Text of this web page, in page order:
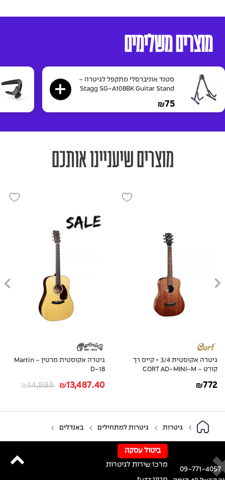
מוצרים משלימים
סטנד אוניברסלי מתקפל לגיטרה -
Stagg SG-A108BK Guitar Stand
₪75
מוצרים שיעניינו אותכם
גיטרה אקוסטית 3/4 + קייס רך
קורט - CORT AD-MINI-M
₪772
גיטרה אקוסטית מרטין - Martin
D-18
₪14,986 ₪13,487.40
גיטרות גיטרות למתחילים באנדלים
09-771-4057
ביטול עסקה
מרכז שירות לגיטרות